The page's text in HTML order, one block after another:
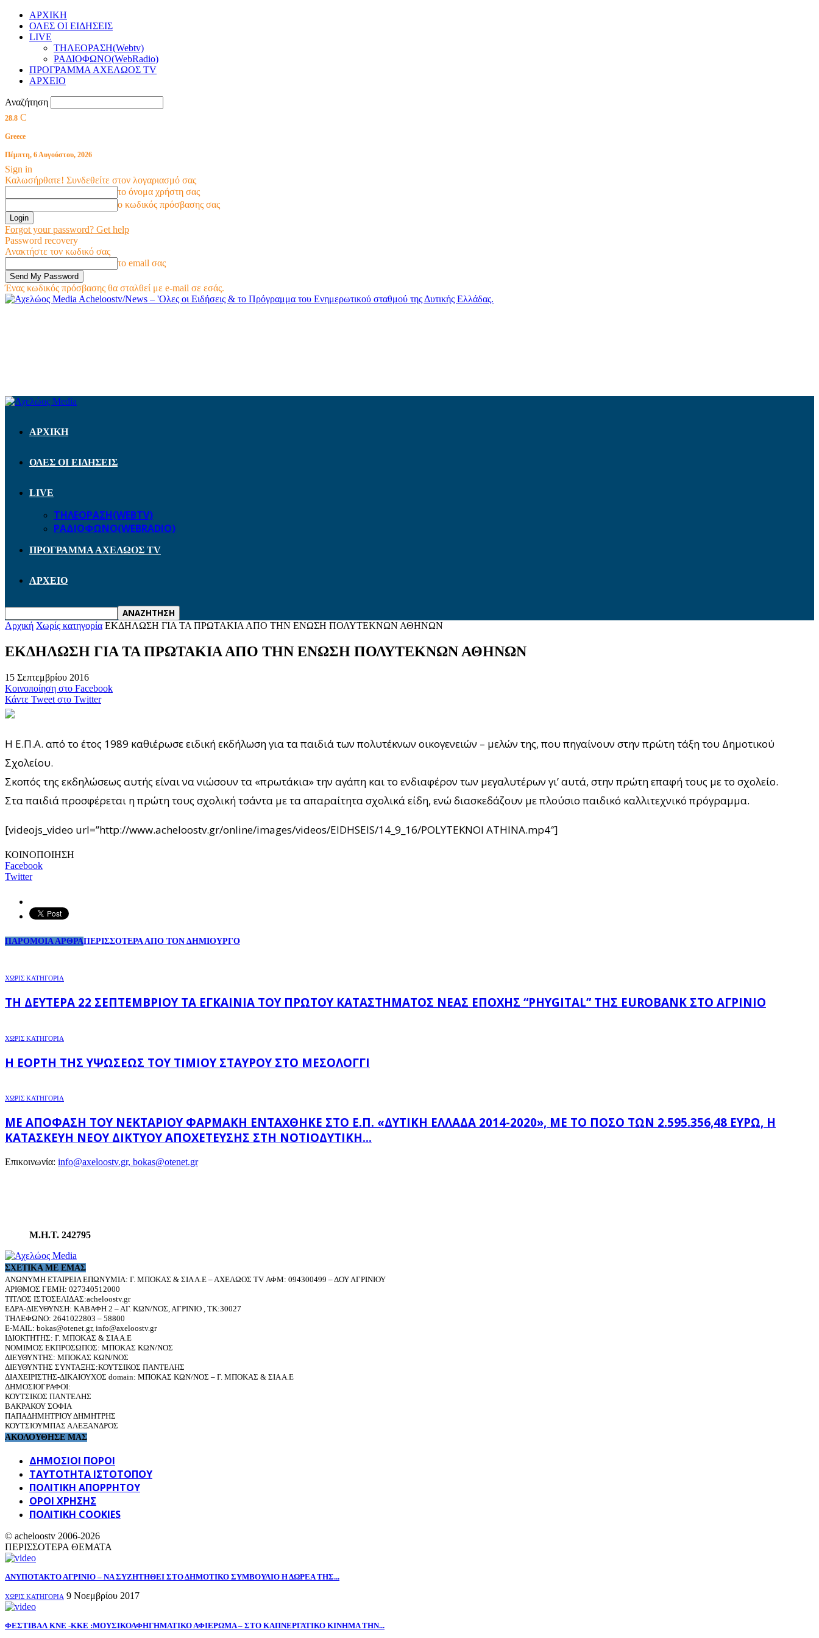
ΑΡΧΙΚΗ
ΟΛΕΣ ΟΙ ΕΙΔΗΣΕΙΣ
LIVE
ΤΗΛΕΟΡΑΣΗ(Webtv)
ΡΑΔΙΟΦΩΝΟ(WebRadio)
ΠΡΟΓΡΑΜΜΑ ΑΧΕΛΩΟΣ TV
ΑΡΧΕΙΟ
Αναζήτηση
28.8 C
Greece
Πέμπτη, 6 Αυγούστου, 2026
Sign in
Καλωσήρθατε! Συνδεθείτε στον λογαριασμό σας
το όνομα χρήστη σας
ο κωδικός πρόσβασης σας
Forgot your password? Get help
Password recovery
Ανακτήστε τον κωδικό σας
το email σας
Ένας κωδικός πρόσβασης θα σταλθεί με e-mail σε εσάς.
Acheloostv/News – 'Ολες οι Ειδήσεις & το Πρόγραμμα του Ενημερωτικού σταθμού της Δυτικής Ελλάδας.
ΑΡΧΙΚΗ
ΟΛΕΣ ΟΙ ΕΙΔΗΣΕΙΣ
LIVE
ΤΗΛΕΟΡΑΣΗ(WEBTV)
ΡΑΔΙΟΦΩΝΟ(WEBRADIO)
ΠΡΟΓΡΑΜΜΑ ΑΧΕΛΩΟΣ TV
ΑΡΧΕΙΟ
Αρχική Χωρίς κατηγορία ΕΚΔΗΛΩΣΗ ΓΙΑ ΤΑ ΠΡΩΤΑΚΙΑ ΑΠΟ ΤΗΝ ΕΝΩΣΗ ΠΟΛΥΤΕΚΝΩΝ ΑΘΗΝΩΝ
ΕΚΔΗΛΩΣΗ ΓΙΑ ΤΑ ΠΡΩΤΑΚΙΑ ΑΠΟ ΤΗΝ ΕΝΩΣΗ ΠΟΛΥΤΕΚΝΩΝ ΑΘΗΝΩΝ
15 Σεπτεμβρίου 2016
Κοινοποίηση στο Facebook
Κάντε Tweet στο Twitter
Η Ε.Π.Α. από το έτος 1989 καθιέρωσε ειδική εκδήλωση για τα παιδιά των πολυτέκνων οικογενειών – μελών της, που πηγαίνουν στην πρώτη τάξη του Δημοτικού
Σχολείου.
Σκοπός της εκδηλώσεως αυτής είναι να νιώσουν τα «πρωτάκια» την αγάπη και το ενδιαφέρον των μεγαλυτέρων γι’ αυτά, στην πρώτη επαφή τους με το σχολείο.
Στα παιδιά προσφέρεται η πρώτη τους σχολική τσάντα με τα απαραίτητα σχολικά είδη, ενώ διασκεδάζουν με πλούσιο παιδικό καλλιτεχνικό πρόγραμμα.
[videojs_video url=”http://www.acheloostv.gr/online/images/videos/EIDHSEIS/14_9_16/POLYTEKNOI ATHINA.mp4″]
ΚΟΙΝΟΠΟΙΗΣΗ
Facebook
Twitter
ΠΑΡΟΜΟΙΑ ΑΡΘΡΑΠΕΡΙΣΣΟΤΕΡΑ ΑΠΟ ΤΟΝ ΔΗΜΙΟΥΡΓΟ
ΧΩΡΊΣ ΚΑΤΗΓΟΡΊΑ
ΤΗ ΔΕΥΤΈΡΑ 22 ΣΕΠΤΕΜΒΡΊΟΥ ΤΑ ΕΓΚΑΊΝΙΑ ΤΟΥ ΠΡΏΤΟΥ ΚΑΤΑΣΤΉΜΑΤΟΣ ΝΈΑΣ ΕΠΟΧΉΣ “PHYGITAL” ΤΗΣ EUROBANK ΣΤΟ ΑΓΡΊΝΙΟ
ΧΩΡΊΣ ΚΑΤΗΓΟΡΊΑ
Η ΕΟΡΤΉ ΤΗΣ ΥΨΏΣΕΩΣ ΤΟΥ ΤΙΜΊΟΥ ΣΤΑΥΡΟΎ ΣΤΟ ΜΕΣΟΛΌΓΓΙ
ΧΩΡΊΣ ΚΑΤΗΓΟΡΊΑ
ΜΕ ΑΠΌΦΑΣΗ ΤΟΥ ΝΕΚΤΆΡΙΟΥ ΦΑΡΜΆΚΗ ΕΝΤΆΧΘΗΚΕ ΣΤΟ Ε.Π. «ΔΥΤΙΚΉ ΕΛΛΆΔΑ 2014-2020», ΜΕ ΤΟ ΠΟΣΌ ΤΩΝ 2.595.356,48 ΕΥΡΏ, Η
ΚΑΤΑΣΚΕΥΉ ΝΈΟΥ ΔΙΚΤΎΟΥ ΑΠΟΧΈΤΕΥΣΗΣ ΣΤΗ ΝΟΤΙΟΔΥΤΙΚΉ...
Επικοινωνία: info@axeloostv.gr, bokas@otenet.gr
Μ.Η.Τ. 242795
ΣΧΕΤΙΚΆ ΜΕ ΕΜΆΣ
ΑΝΩΝΥΜΗ ΕΤΑΙΡΕΙΑ ΕΠΩΝΥΜΙΑ: Γ. ΜΠΟΚΑΣ & ΣΙΑ Α.Ε – ΑΧΕΛΩΟΣ TV ΑΦΜ: 094300499 – ΔΟΥ ΑΓΡΙΝΙΟΥ
ΑΡΙΘΜΟΣ ΓΕΜΗ: 027340512000
ΤΙΤΛΟΣ ΙΣΤΟΣΕΛΙΔΑΣ:acheloostv.gr
ΕΔΡΑ-ΔΙΕΥΘΥΝΣΗ: ΚΑΒΑΦΗ 2 – ΑΓ. ΚΩΝ/ΝΟΣ, ΑΓΡΙΝΙΟ , ΤΚ:30027
ΤΗΛΕΦΩΝΟ: 2641022803 – 58800
E-MAIL: bokas@otenet.gr, info@axeloostv.gr
ΙΔΙΟΚΤΗΤΗΣ: Γ. ΜΠΟΚΑΣ & ΣΙΑ Α.Ε
ΝΟΜΙΜΟΣ ΕΚΠΡΟΣΩΠΟΣ: ΜΠΟΚΑΣ ΚΩΝ/ΝΟΣ
ΔΙΕΥΘΥΝΤΗΣ: ΜΠΟΚΑΣ ΚΩΝ/ΝΟΣ
ΔΙΕΥΘΥΝΤΗΣ ΣΥΝΤΑΞΗΣ:ΚΟΥΤΣΙΚΟΣ ΠΑΝΤΕΛΗΣ
ΔΙΑΧΕΙΡΙΣΤΗΣ-ΔΙΚΑΙΟΥΧΟΣ domain: ΜΠΟΚΑΣ ΚΩΝ/ΝΟΣ – Γ. ΜΠΟΚΑΣ & ΣΙΑ Α.Ε
ΔΗΜΟΣΙΟΓΡΑΦΟΙ:
ΚΟΥΤΣΙΚΟΣ ΠΑΝΤΕΛΗΣ
ΒΑΚΡΑΚΟΥ ΣΟΦΙΑ
ΠΑΠΑΔΗΜΗΤΡΙΟΥ ΔΗΜΗΤΡΗΣ
ΚΟΥΤΣΙΟΥΜΠΑΣ ΑΛΕΞΑΝΔΡΟΣ
ΑΚΟΛΟΥΘΗΣΕ ΜΑΣ
ΔΗΜΟΣΙΟΙ ΠΟΡΟΙ
ΤΑΥΤΌΤΗΤΑ ΙΣΤΌΤΟΠΟΥ
ΠΟΛΙΤΙΚΉ ΑΠΟΡΡΉΤΟΥ
ΌΡΟΙ ΧΡΉΣΗΣ
ΠΟΛΙΤΙΚΗ COOKIES
© acheloostv 2006-2026
ΠΕΡΙΣΣΟΤΕΡΑ ΘΕΜΑΤΑ
ΑΝΥΠΟΤΑΚΤΟ ΑΓΡΙΝΙΟ – ΝΑ ΣΥΖΗΤΗΘΕΙ ΣΤΟ ΔΗΜΟΤΙΚΟ ΣΥΜΒΟΥΛΙΟ Η ΔΩΡΕΑ ΤΗΣ...
ΧΩΡΊΣ ΚΑΤΗΓΟΡΊΑ 9 Νοεμβρίου 2017
ΦΕΣΤΙΒΑΛ ΚΝΕ -ΚΚΕ :ΜΟΥΣΙΚΟΑΦΗΓΗΜΑΤΙΚΟ ΑΦΙΕΡΩΜΑ – ΣΤΟ ΚΑΠΝΕΡΓΑΤΙΚΟ ΚΙΝΗΜΑ ΤΗΝ...